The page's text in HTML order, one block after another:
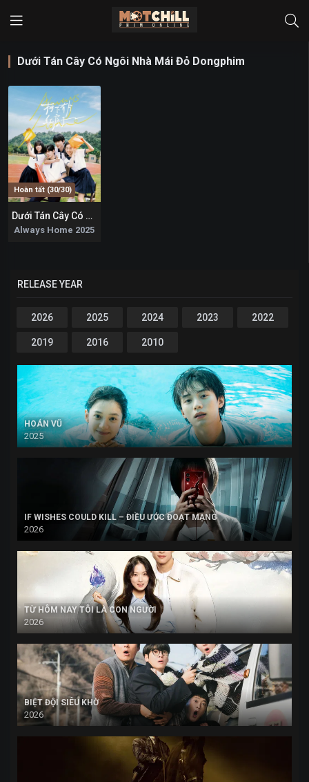
Dưới Tán Cây Có Ngôi Nhà Mái Đỏ Dongphim
Hoàn tất (30/30)
9.2
Dưới Tán Cây Có Ngôi Nhà Mái Đỏ
Always Home 2025
RELEASE YEAR
2026 2025 2024 2023 2022
2019 2016 2010
HOÁN VŨ
2025
IF WISHES COULD KILL – ĐIỀU ƯỚC ĐOẠT MẠNG
2026
TỪ HÔM NAY TÔI LÀ CON NGƯỜI
2026
BIỆT ĐỘI SIÊU KHỜ
2026